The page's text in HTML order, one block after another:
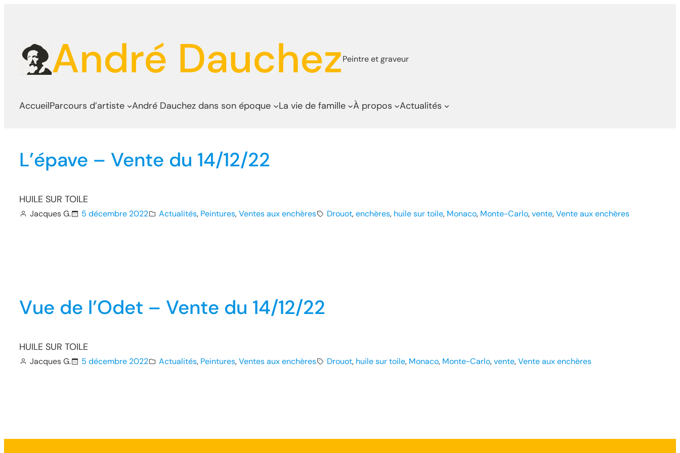
contenu
André DauchezPeintre et graveur
AccueilParcours d’artiste André Dauchez dans son époque La vie de famille À propos Actualités
L’épave – Vente du 14/12/22
HUILE SUR TOILE
Jacques G. 5 décembre 2022 Actualités, Peintures, Ventes aux enchères Drouot, enchères, huile sur toile, Monaco, Monte-Carlo, vente, Vente aux enchères
Vue de l’Odet – Vente du 14/12/22
HUILE SUR TOILE
Jacques G. 5 décembre 2022 Actualités, Peintures, Ventes aux enchères Drouot, huile sur toile, Monaco, Monte-Carlo, vente, Vente aux enchères